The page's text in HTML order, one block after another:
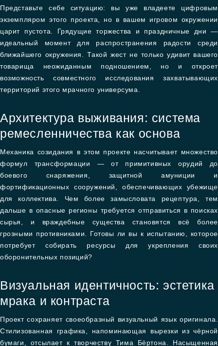
Представьте себе ситуацию: вы уже владеете цифровым
экземпляром этого проекта, но в вашем игровом окружении
царит пустота. Грядущие торжества и праздничные дни —
идеальный момент для распространения радости среди
ближайшего окружения. Такой жест не только удивит вашего
товарища неожиданным подношением, но и откроет
возможность совместного исследования захватывающих
территорий этого мрачного универсума.
Архитектура выживания: система
ремесленничества как основа
Механика созидания в этом проекте насчитывает множество
формул трансформации — от примитивных орудий до
боевого снаряжения, защитной амуниции и
фортификационных сооружений, обеспечивающих убежище
для коллектива. Чем более замысловата рецептура, тем
дальше в опасные регионы требуется отправиться в поисках
сырья, и враждебные существа становятся всё более
грозными противниками. Готовы ли вы к испытанию, которое
потребует собирать ресурсы для укрепления своих
оборонительных позиций?
Визуальная идентичность: эстетика
мрака и контраста
Проект сохраняет своеобразный визуальный язык оригинала.
Стилизованная графика, напоминающая вырезки из чёрной
бумаги, отсылает к творчеству Тима Бёртона. Насыщенная